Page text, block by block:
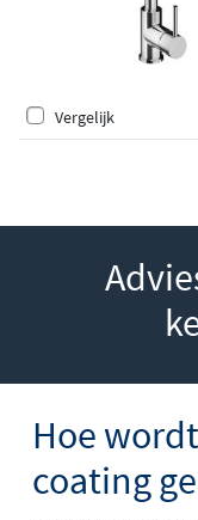
Vergelijk
Hoe
coating